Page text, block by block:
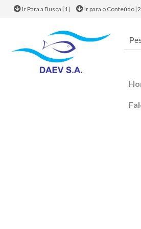
Ir Para a Busca [1] Ir para o Conteúdo